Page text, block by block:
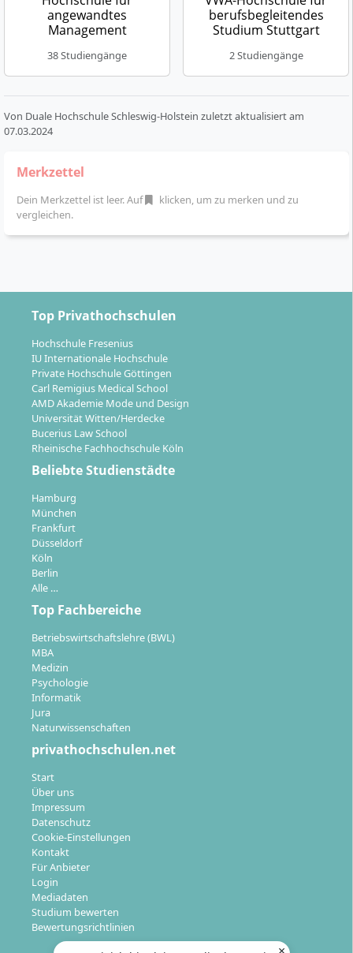
angewandtes
Management
38 Studiengänge
berufsbegleitendes
Studium Stuttgart
2 Studiengänge
Von Duale Hochschule Schleswig-Holstein zuletzt aktualisiert am
07.03.2024
Merkzettel
Dein Merkzettel ist leer. Auf
klicken, um zu merken und zu
vergleichen.
Top Privathochschulen
Hochschule Fresenius
IU Internationale Hochschule
Private Hochschule Göttingen
Carl Remigius Medical School
AMD Akademie Mode und Design
Universität Witten/Herdecke
Bucerius Law School
Rheinische Fachhochschule Köln
Beliebte Studienstädte
Hamburg
München
Frankfurt
Düsseldorf
Köln
Berlin
Alle …
Top Fachbereiche
Betriebswirtschaftslehre (BWL)
MBA
Medizin
Psychologie
Informatik
Jura
Naturwissenschaften
privathochschulen.net
Start
Über uns
Impressum
Datenschutz
Cookie-Einstellungen
Kontakt
Für Anbieter
Login
Mediadaten
Studium bewerten
Bewertungsrichtlinien